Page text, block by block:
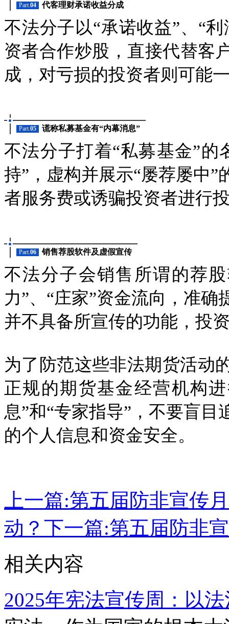
Part.04 代客理财承诺收益分成
不法分子以“承诺收益”、“
资者合作炒股，直接代替客
成，对亏损的投资者则可能
Part.05 谎称私募基金有“内幕消息”
不法分子打着“私募基金”的
持”，虚构并展示“屡荐屡中”
者服务费或诱骗投资者进行
Part.06 销售荐股软件及虚假宣传
不法分子会销售所谓的荐股
力”、“庄家”资金流向，
并不具备所宣传的功能，
为了防范这些非法期货活动的
正规的期货基金经营机构进
息”和“专家指导”，不要盲
的个人信息和资金安全。
上一篇:第五届防非宣传
动？ 下一篇:第五届防非
相关内容
2025年宪法宣传周：以法